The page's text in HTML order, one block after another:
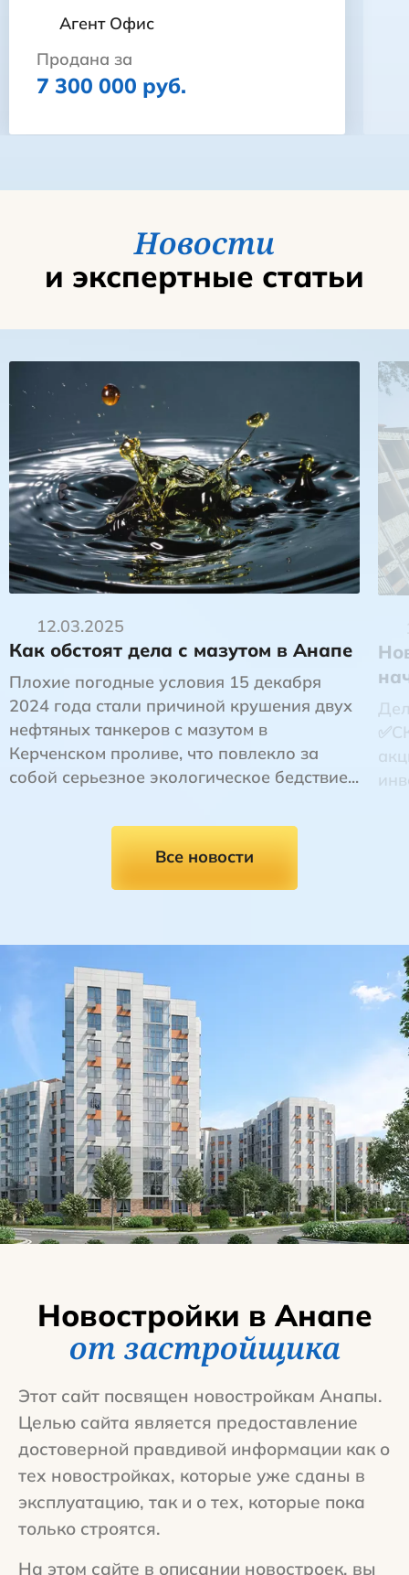
Агент Офис
Продана за
7 300 000 руб.
Новости
и экспертные статьи
12.03.2025
Как обстоят дела с мазутом в Анапе
Плохие погодные условия 15 декабря
2024 года стали причиной крушения двух
нефтяных танкеров с мазутом в
Керченском проливе, что повлекло за
собой серьезное экологическое бедствие...
Все новости
Новостройки в Анапе
от застройщика
Этот сайт посвящен новостройкам Анапы.
Целью сайта является предоставление
достоверной правдивой информации как о
тех новостройках, которые уже сданы в
эксплуатацию, так и о тех, которые пока
только строятся.
На этом сайте в описании новостроек, вы